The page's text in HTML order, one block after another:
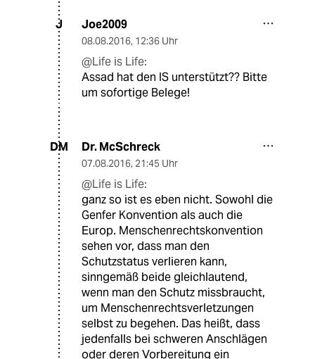
J Joe2009
08.08.2016, 12:36 Uhr
@Life is Life:
Assad hat den IS unterstützt?? Bitte
um sofortige Belege!
DM Dr. McSchreck
07.08.2016, 21:45 Uhr
@Life is Life:
ganz so ist es eben nicht. Sowohl die
Genfer Konvention als auch die
Europ. Menschenrechtskonvention
sehen vor, dass man den
Schutzstatus verlieren kann,
sinngemäß beide gleichlautend,
wenn man den Schutz missbraucht,
um Menschenrechtsverletzungen
selbst zu begehen. Das heißt, dass
jedenfalls bei schweren Anschlägen
oder deren Vorbereitung ein